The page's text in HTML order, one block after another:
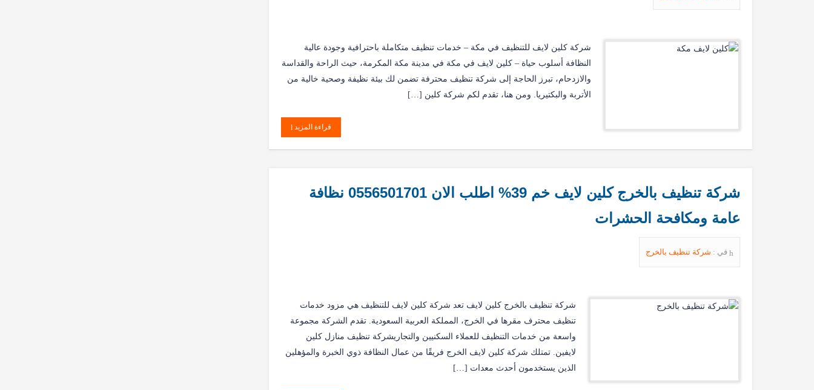
شركة كلين لايف للتنظيف في مكة – خدمات تنظيف متكاملة باحترافية وجودة عالية
النظافة أسلوب حياة – كلين لايف في مكة في مدينة مكة المكرمة، حيث الراحة والقداسة
والازدحام، تبرز الحاجة إلى شركة تنظيف محترفة تضمن لك بيئة نظيفة وصحية خالية من
الأتربة والبكتيريا. ومن هنا، تقدم لكم شركة كلين […]
قراءة المزيد
شركة تنظيف بالخرج كلين لايف خم 39% اطلب الان 0556501701 نظافة
عامة ومكافحة الحشرات
في : شركة تنظيف بالخرج
شركة تنظيف بالخرج كلين لايف تعد شركة كلين لايف للتنظيف هي مزود خدمات
تنظيف محترف مقرها في الخرج، المملكة العربية السعودية. تقدم الشركة مجموعة
واسعة من خدمات التنظيف للعملاء السكنيين والتجاريشركة تنظيف منازل كلين
لايفين. تمتلك شركة كلين لايف الخرج فريقًا من عمال النظافة ذوي الخبرة والمؤهلين
الذين يستخدمون أحدث معدات […]